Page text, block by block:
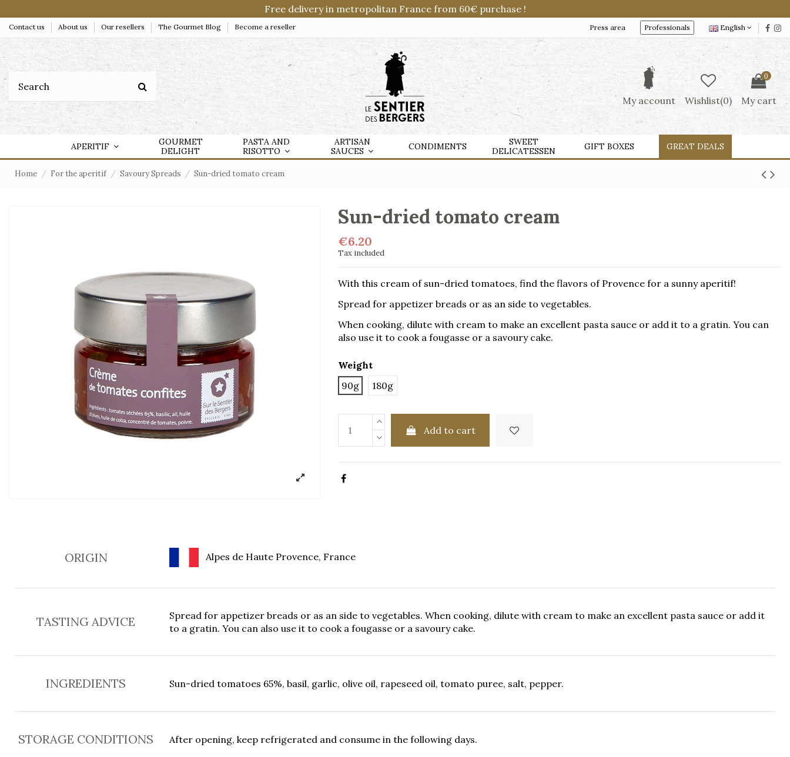
Free delivery in metropolitan France from 60€ purchase !
Contact us About us Our resellers The Gourmet Blog Become a reseller Press area Professionals English
My account Wishlist(0)
0
My cart
APERITIF
GOURMET
DELIGHT
PASTA AND
RISOTTO
ARTISAN
SAUCES
CONDIMENTS
SWEET
DELICATESSEN
GIFT BOXES GREAT DEALS
Home For the aperitif Savoury Spreads Sun-dried tomato cream
Sun-dried tomato cream
€6.20
Tax included
With this cream of sun-dried tomatoes, find the flavors of Provence for a sunny aperitif!
Spread for appetizer breads or as an side to vegetables.
When cooking, dilute with cream to make an excellent pasta sauce or add it to a gratin. You can
also use it to cook a fougasse or a savoury cake.
Weight
90g
180g
Add to cart
ORIGIN Alpes de Haute Provence, France
TASTING ADVICE
Spread for appetizer breads or as an side to vegetables. When cooking, dilute with cream to make an excellent pasta sauce or add it
to a gratin. You can also use it to cook a fougasse or a savoury cake.
INGREDIENTS Sun-dried tomatoes 65%, basil, garlic, olive oil, rapeseed oil, tomato puree, salt, pepper.
STORAGE CONDITIONS After opening, keep refrigerated and consume in the following days.